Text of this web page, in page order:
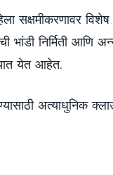
सक्षमीकरणावर
भांडी निर्मिती आणि
येत आहेत.
अत्याधुनिक